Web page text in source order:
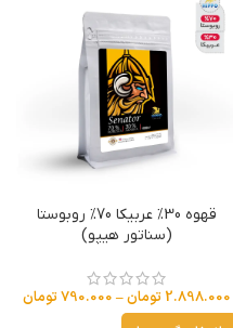
قهوه 30% عربیکا 70% روبوستا
(سناتور هیپو)
2.898.000 تومان–
790.000تومان